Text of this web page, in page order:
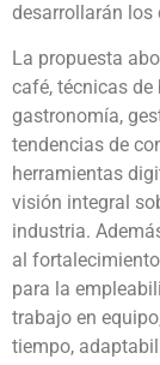
desarrollarán los
La propuesta
café, técnicas
gastronomía,
tendencias de
herramientas
visión integral
industria.
al
para la
trabajo en
tiempo,